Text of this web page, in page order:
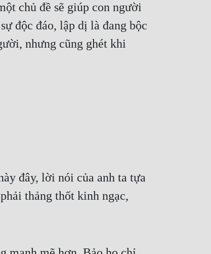
chủ đề sẽ giúp con người
độc đáo, lập dị là đang bộc
nhưng cũng ghét khi
đây, lời nói của anh ta tựa
thảng thốt kinh ngạc,